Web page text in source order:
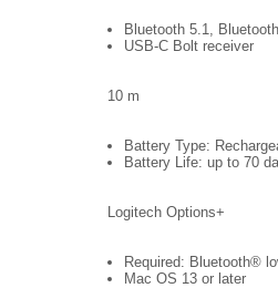
Bluetooth 5.1,
USB-C Bolt receiver
10 m
Battery Type:
Battery Life: up to 70
Logitech Options+
Required: Bluetooth®
Mac OS 13 or later